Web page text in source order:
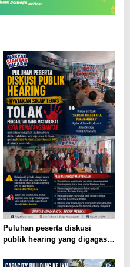
Puluhan peserta diskusi
publik hearing yang digagas